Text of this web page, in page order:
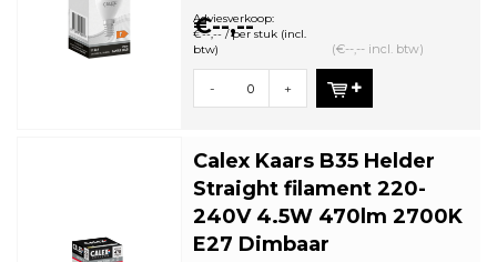
€--,--
Adviesverkoop:
€--,-- / per stuk (incl.
btw)
(€--,-- incl. btw)
- +
Calex Kaars B35 Helder
Straight filament 220-
240V 4.5W 470lm 2700K
E27 Dimbaar